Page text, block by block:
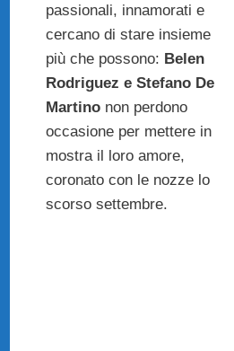
passionali, innamorati e
cercano di stare insieme
più che possono: Belen
Rodriguez e Stefano De
Martino non perdono
occasione per mettere in
mostra il loro amore,
coronato con le nozze lo
scorso settembre.